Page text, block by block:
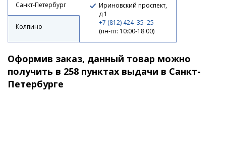
Санкт-Петербург
Колпино
Ириновский проспект,
д 1
+7 (812) 424–35–25
(пн-пт: 10:00-18:00)
Оформив заказ, данный товар можно
получить в 258 пунктах выдачи в Санкт-
Петербурге